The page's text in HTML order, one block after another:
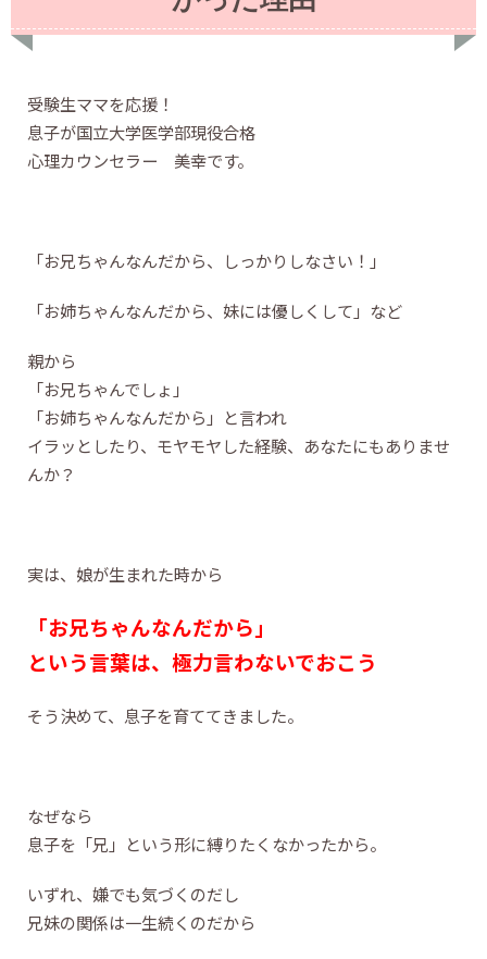
受験生ママを応援！
息子が国立大学医学部現役合格
心理カウンセラー 美幸です。
「お兄ちゃんなんだから、しっかりしなさい！」
「お姉ちゃんなんだから、妹には優しくして」など
親から
「お兄ちゃんでしょ」
「お姉ちゃんなんだから」と言われ
イラッとしたり、モヤモヤした経験、あなたにもありませ
んか？
実は、娘が生まれた時から
「お兄ちゃんなんだから」
という言葉は、極力言わないでおこう
そう決めて、息子を育ててきました。
なぜなら
息子を「兄」という形に縛りたくなかったから。
いずれ、嫌でも気づくのだし
兄妹の関係は一生続くのだから